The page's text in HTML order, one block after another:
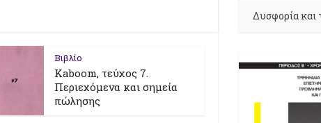
Βιβλίο
Kaboom, τεύχος 7.
Περιεχόμενα και σημεία
πώλησης
Δυσφορία και